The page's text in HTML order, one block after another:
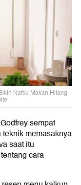
Nafsu Makan Hilang
sempat
memasaknya
saat itu
cara